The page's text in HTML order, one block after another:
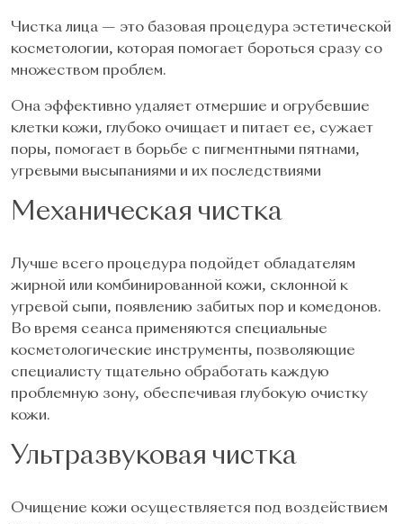
Чистка лица — это базовая процедура эстетической
косметологии, которая помогает бороться сразу со
множеством проблем.
Она эффективно удаляет отмершие и огрубевшие
клетки кожи, глубоко очищает и питает ее, сужает
поры, помогает в борьбе с пигментными пятнами,
угревыми высыпаниями и их последствиями
Механическая чистка
Лучше всего процедура подойдет обладателям
жирной или комбинированной кожи, склонной к
угревой сыпи, появлению забитых пор и комедонов.
Во время сеанса применяются специальные
косметологические инструменты, позволяющие
специалисту тщательно обработать каждую
проблемную зону, обеспечивая глубокую очистку
кожи.
Ультразвуковая чистка
Очищение кожи осуществляется под воздействием